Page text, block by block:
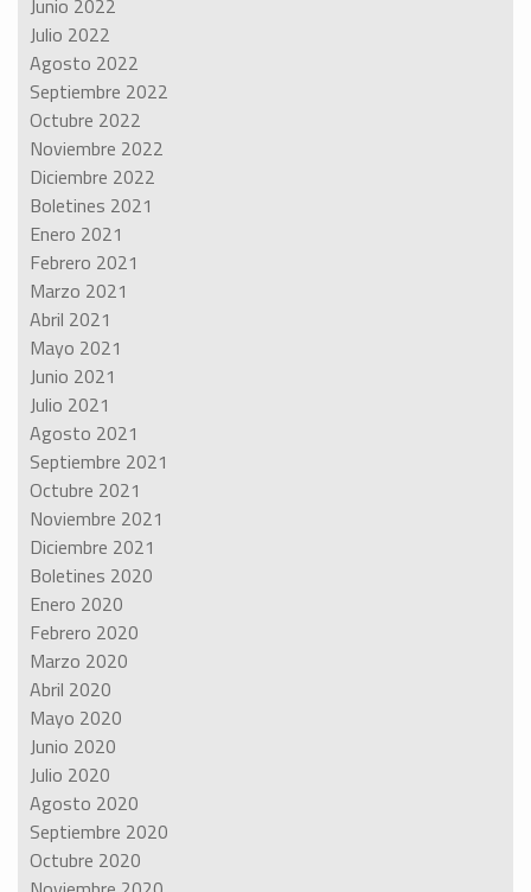
Junio 2022
Julio 2022
Agosto 2022
Septiembre 2022
Octubre 2022
Noviembre 2022
Diciembre 2022
Boletines 2021
Enero 2021
Febrero 2021
Marzo 2021
Abril 2021
Mayo 2021
Junio 2021
Julio 2021
Agosto 2021
Septiembre 2021
Octubre 2021
Noviembre 2021
Diciembre 2021
Boletines 2020
Enero 2020
Febrero 2020
Marzo 2020
Abril 2020
Mayo 2020
Junio 2020
Julio 2020
Agosto 2020
Septiembre 2020
Octubre 2020